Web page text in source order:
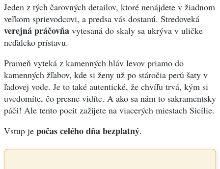
Jeden z tých čarovných detailov, ktoré nenájdete v žiadnom
veľkom sprievodcovi, a predsa vás dostanú. Stredoveká
verejná práčovňa vytesaná do skaly sa ukrýva v uličke
neďaleko prístavu.
Prameň vyteká z kamenných hláv levov priamo do
kamenných žľabov, kde si ženy už po stáročia perú šaty v
ľadovej vode. Je to také autentické, že chvíľu trvá, kým si
uvedomíte, čo presne vidíte. A ako sa nám to sakramentsky
páči! Ale tento pocit zažijete na viacerých miestach Sicílie.
Vstup je počas celého dňa bezplatný.